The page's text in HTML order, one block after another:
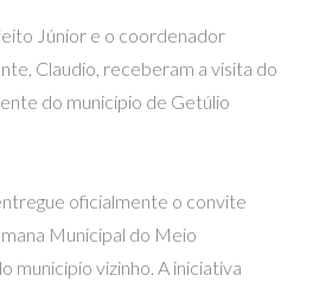
Júnior e o coordenador
Claudio, receberam a visita do
do município de Getúlio
oficialmente o convite
Municipal do Meio
município vizinho. A iniciativa